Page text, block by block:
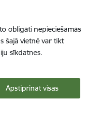
obligāti nepieciešamās
šajā vietnē var tikt
sīkdatnes.
Apstiprināt visas